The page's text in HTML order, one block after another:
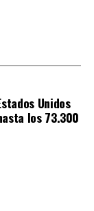
Unidos
los 73.300